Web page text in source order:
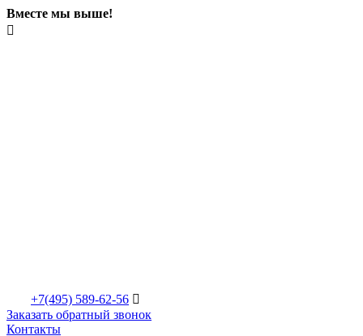
Вместе мы выше!

+7(495) 589-62-56 
Заказать обратный звонок
Контакты